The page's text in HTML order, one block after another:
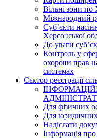
Вільні зони по
Міжнародний
Суб’єкти
Херсонської
До уваги
Контроль у
охорони прав
системах
Сектор реєстрації
Для фізичних
Для юридичних
Надіслати
Інформація